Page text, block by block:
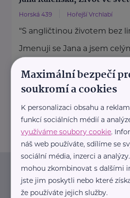
Horská 439 Hořejší Vrchlabí
“S angličtinou životem bez
Jmenuji se Jana a jsem
https://
jana@zivotvesvete.cz
Maximální bezpečí
soukromí a cookies
K personalizaci obsahu a
funkcí sociálních médií a
využíváme soubory cookie.
náš web používáte, sdílíme se
sociální média, inzerci a
mohou zkombinovat s dalšími
jste jim poskytli nebo které
že používáte jejich služby.